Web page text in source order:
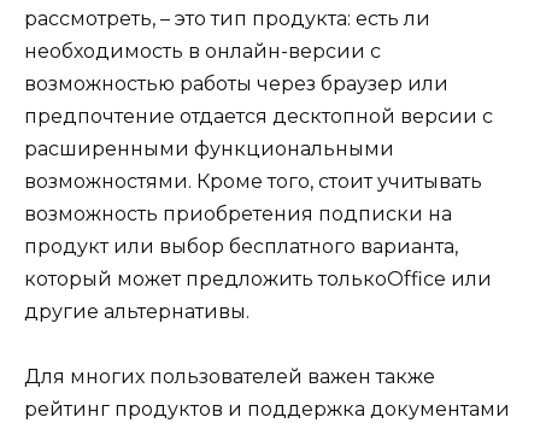
рассмотреть, – это тип продукта: есть ли
необходимость в онлайн-версии с
возможностью работы через браузер или
предпочтение отдается десктопной версии с
расширенными функциональными
возможностями. Кроме того, стоит учитывать
возможность приобретения подписки на
продукт или выбор бесплатного варианта,
который может предложить толькоOffice или
другие альтернативы.
Для многих пользователей важен также
рейтинг продуктов и поддержка документами